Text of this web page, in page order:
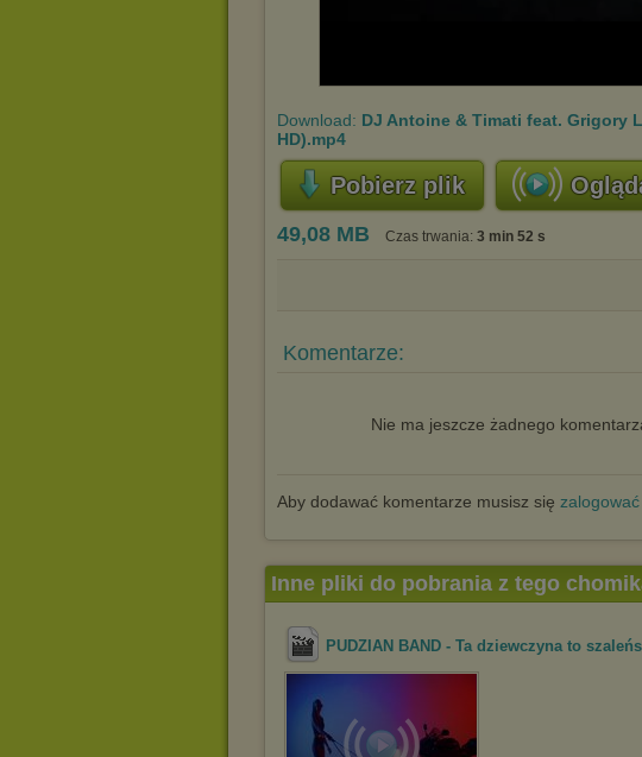
Download: DJ Antoine & Timati feat. Grigory
HD).mp4
Pobierz plik
49,08 MB Czas trwania: 3 min 52 s
Komentarze:
Nie ma jeszcze żadnego
Aby dodawać komentarze musisz się zalogować
Inne pliki do pobrania z tego
PUDZIAN BAND - Ta dziewczyna to